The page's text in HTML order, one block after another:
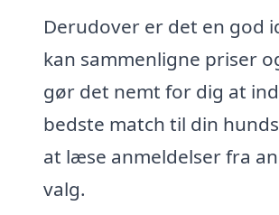
Derudover er det en god
kan sammenligne priser
gør det nemt for dig at
bedste match til din
at læse anmeldelser fra
valg.